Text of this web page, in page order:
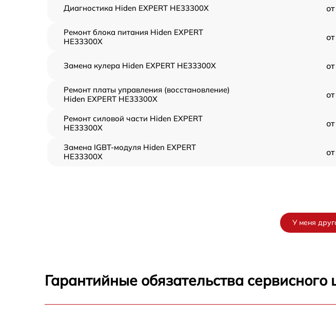
Диагностика Hiden EXPERT HE33300X
Ремонт блока питания Hiden EXPERT
HE33300X
Замена кулера Hiden EXPERT HE33300X
Ремонт платы управления (восстановление)
Hiden EXPERT HE33300X
Ремонт силовой части Hiden EXPERT
HE33300X
Замена IGBT-модуля Hiden EXPERT
HE33300X
У меня
Гарантийные обязательства